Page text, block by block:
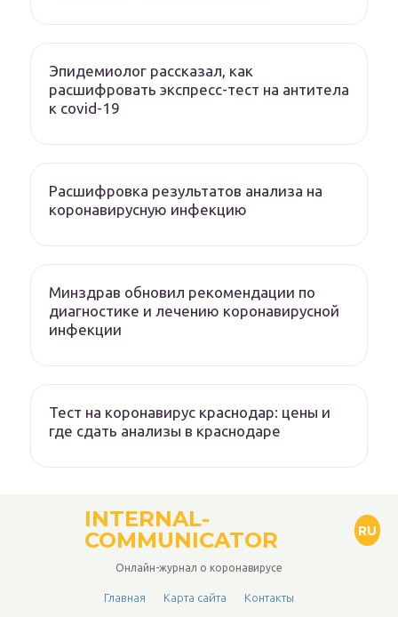
Эпидемиолог рассказал, как
расшифровать экспресс-тест на антитела
к covid-19
Расшифровка результатов анализа на
коронавирусную инфекцию
Минздрав обновил рекомендации по
диагностике и лечению коронавирусной
инфекции
Тест на коронавирус краснодар: цены и
где сдать анализы в краснодаре
INTERNAL-
COMMUNICATOR
RU
Онлайн-журнал о коронавирусе
Главная Карта сайта Контакты